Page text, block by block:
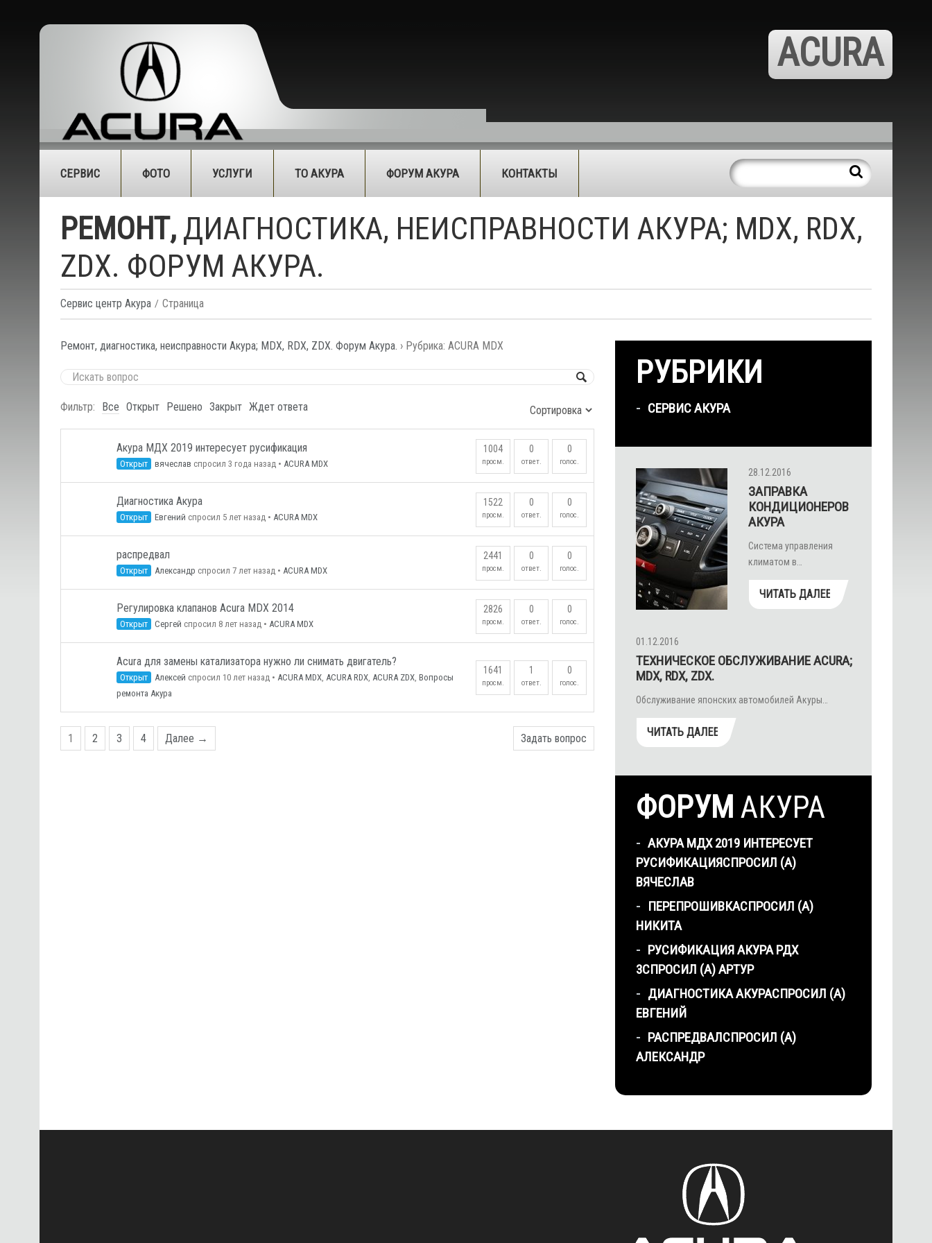
ACURA
СЕРВИС ФОТО УСЛУГИ ТО АКУРА ФОРУМ АКУРА КОНТАКТЫ
РЕМОНТ, ДИАГНОСТИКА, НЕИСПРАВНОСТИ АКУРА; MDX, RDX,
ZDX. ФОРУМ АКУРА.
Сервис центр Акура Страница
Ремонт, диагностика, неисправности Акура; MDX, RDX, ZDX. Форум Акура. › Рубрика: ACURA MDX
Фильтр: Все Открыт Решено Закрыт Ждет ответа
Акура МДХ 2019 интересует русификация
Открыт вячеслав спросил 3 года назад • ACURA MDX
1004
просм.
0
ответ.
0
голос.
Диагностика Акура
Открыт Евгений спросил 5 лет назад • ACURA MDX
1522
просм.
0
ответ.
0
голос.
распредвал
Открыт Александр спросил 7 лет назад • ACURA MDX
2441
просм.
0
ответ.
0
голос.
Регулировка клапанов Acura MDX 2014
Открыт Сергей спросил 8 лет назад • ACURA MDX
2826
просм.
0
ответ.
0
голос.
Acura для замены катализатора нужно ли снимать двигатель?
Открыт Алексей спросил 10 лет назад • ACURA MDX ACURA RDX ACURA ZDX Вопросы
ремонта Акура
1641
просм.
1
ответ.
0
голос.
1 2 3 4 Далее → Задать вопрос
РУБРИКИ
СЕРВИС АКУРА
28.12.2016
ЗАПРАВКА
КОНДИЦИОНЕРОВ
АКУРА
Система управления
климатом в…
ЧИТАТЬ ДАЛЕЕ
01.12.2016
ТЕХНИЧЕСКОЕ ОБСЛУЖИВАНИЕ ACURA;
MDX, RDX, ZDX.
Обслуживание японских автомобилей Акуры…
ЧИТАТЬ ДАЛЕЕ
ФОРУМ АКУРА
АКУРА МДХ 2019 ИНТЕРЕСУЕТ
РУСИФИКАЦИЯСПРОСИЛ (А)
ВЯЧЕСЛАВ
ПЕРЕПРОШИВКАСПРОСИЛ (А)
НИКИТА
РУСИФИКАЦИЯ АКУРА РДХ
3СПРОСИЛ (А) АРТУР
ДИАГНОСТИКА АКУРАСПРОСИЛ (А)
ЕВГЕНИЙ
РАСПРЕДВАЛСПРОСИЛ (А)
АЛЕКСАНДР